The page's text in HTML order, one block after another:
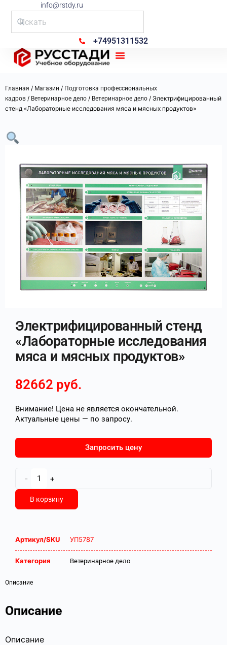
info@rstdy.ru
+74951311532
Главная / Магазин / Подготовка профессиональных
кадров / Ветеринарное дело / Ветеринарное дело / Электрифицированный
стенд «Лабораторные исследования мяса и мясных продуктов»
Электрифицированный стенд
«Лабораторные исследования
мяса и мясных продуктов»
82662 руб.
Внимание! Цена не является окончательной.
Актуальные цены — по запросу.
Запросить цену
- +
В корзину
Артикул/SKU УП5787
Категория Ветеринарное дело
Описание
Описание
Описание